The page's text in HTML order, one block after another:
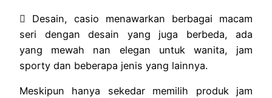
 Desain, casio menawarkan berbagai macam
seri dengan desain yang juga berbeda, ada
yang mewah nan elegan untuk wanita, jam
sporty dan beberapa jenis yang lainnya.
Meskipun hanya sekedar memilih produk jam